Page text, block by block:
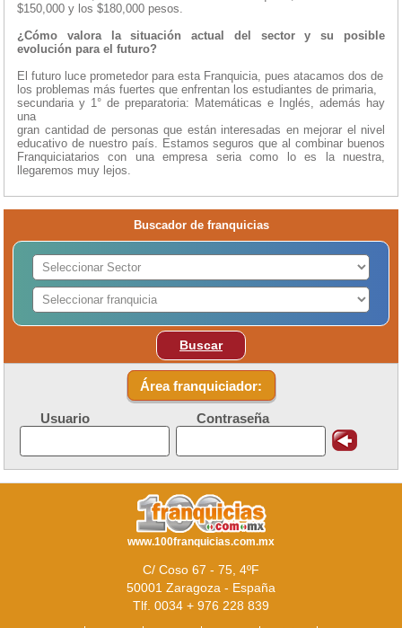
$150,000 y los $180,000 pesos.
¿Cómo valora la situación actual del sector y su posible
evolución para el futuro?
El futuro luce prometedor para esta Franquicia, pues atacamos dos de
los problemas más fuertes que enfrentan los estudiantes de primaria,
secundaria y 1° de preparatoria: Matemáticas e Inglés, además hay
una
gran cantidad de personas que están interesadas en mejorar el nivel
educativo de nuestro país. Estamos seguros que al combinar buenos
Franquiciatarios con una empresa seria como lo es la nuestra,
llegaremos muy lejos.
Buscador de franquicias
Buscar
Área franquiciador:
Usuario Contraseña
www.100franquicias.com.mx
C/ Coso 67 - 75, 4ºF
50001 Zaragoza - España
Tlf. 0034 + 976 228 839